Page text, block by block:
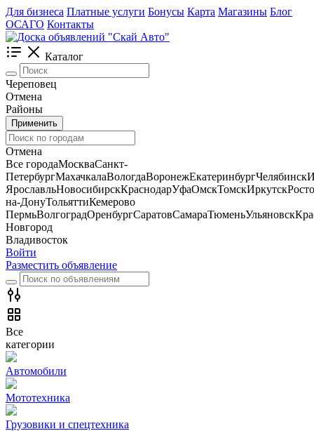
Для бизнеса Платные услуги Бонусы Карта Магазины Блог
ОСАГО Контакты
Каталог
Череповец
Отмена
Районы
Применить
Отмена
Все городаМоскваСанкт-
ПетербургМахачкалаВологдаВоронежЕкатеринбургЧелябинск
ЯрославльНовосибирскКраснодарУфаОмскТомскИркутск
на-ДонуТольяттиКемерово
ПермьВолгоградОренбургСаратовСамараТюменьУльяновск
Новгород
Владивосток
Войти
Разместить объявление
Все
категории
Автомобили
Мототехника
Грузовики и спецтехника